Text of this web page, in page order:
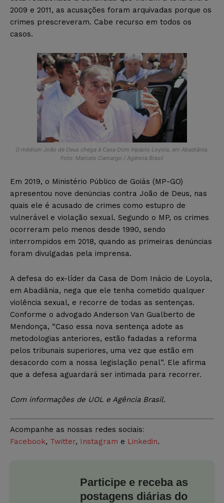
2009 e 2011, as acusações foram arquivadas porque os
crimes prescreveram. Cabe recurso em todos os
casos.
O médium João de Deus chega à Casa Dom Inpacio Loyola, em Abadiânia.
Foto: Marcelo Camargo / Agência Brasil
Em 2019, o Ministério Público de Goiás (MP-GO)
apresentou nove denúncias contra João de Deus, nas
quais ele é acusado de crimes como estupro de
vulnerável e violação sexual. Segundo o MP, os crimes
ocorreram pelo menos desde 1990, sendo
interrompidos em 2018, quando as primeiras denúncias
foram divulgadas pela imprensa.
A defesa do ex-líder da Casa de Dom Inácio de Loyola,
em Abadiânia, nega que ele tenha cometido qualquer
violência sexual, e recorre de todas as sentenças.
Conforme o advogado Anderson Van Gualberto de
Mendonça, “Caso essa nova sentença adote as
metodologias anteriores, estão fadadas a reforma
pelos tribunais superiores, uma vez que estão em
desacordo com a nossa legislação penal”. Ele afirma
que a defesa aguardará ser intimada para recorrer.
Com informações de UOL e Agência Brasil.
Acompanhe as nossas redes sociais:
Facebook, Twitter, Instagram e Linkedin.
Participe e receba as
postagens diárias do